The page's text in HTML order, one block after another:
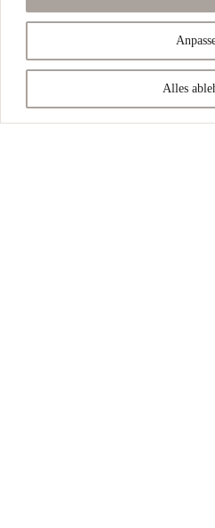
Alles
Vintage Uhren in
gewartet